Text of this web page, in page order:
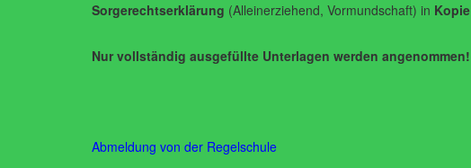
Sorgerechtserklärung (Alleinerziehend, Vormundschaft) in Kopie
Nur vollständig ausgefüllte Unterlagen werden angenommen!
Abmeldung von der Regelschule